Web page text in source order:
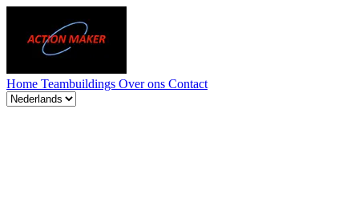
Home Teambuildings Over ons Contact